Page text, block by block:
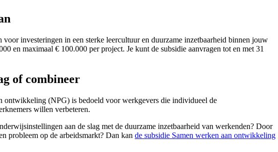
investeringen in een sterke leercultuur en duurzame inzetbaarheid binnen jouw
en maximaal € 100.000 per project. Je kunt de subsidie aanvragen tot en met 31
of combineer
ontwikkeling (NPG) is bedoeld voor werkgevers die individueel de
willen verbeteren.
aan de slag met de duurzame inzetbaarheid van werkenden? Door
probleem op de arbeidsmarkt? Dan kan de subsidie Samen werken aan ontwikkeling